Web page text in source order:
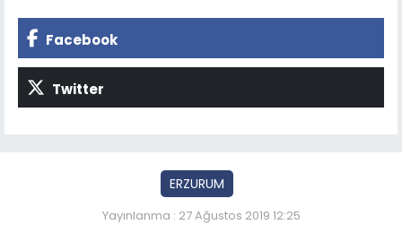
Facebook
Twitter
ERZURUM
Yayınlanma : 27 Ağustos 2019 12:25